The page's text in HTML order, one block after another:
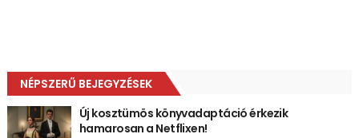
NÉPSZERŰ BEJEGYZÉSEK
Új kosztümös könyvadaptáció érkezik
hamarosan a Netflixen!